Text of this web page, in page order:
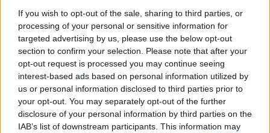
If you wish to opt-out of the sale, sharing to third parties, or
processing of your personal or sensitive information for
targeted advertising by us, please use the below opt-out
section to confirm your selection. Please note that after your
opt-out request is processed you may continue seeing
interest-based ads based on personal information utilized by
us or personal information disclosed to third parties prior to
your opt-out. You may separately opt-out of the further
disclosure of your personal information by third parties on the
IAB’s list of downstream participants. This information may
TVÅ OLIKA VERSIONER
Batteri 40 kWh
52 kWh
Effekt, hk
122
150
Vridmoment, Nm
225
Räckvidd, mil
30,8
40,8
Tjänstevikt, kg
1 400 1 524